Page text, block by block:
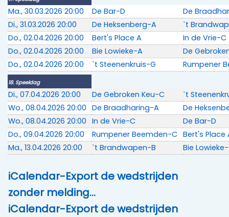
Ma., 30.03.2026 20:00 De Bar-D
De
Di., 31.03.2026 20:00
De Heksenberg-A
`t
Do., 02.04.2026 20:00
Bert's Place A
In de Vrie-C
Do., 02.04.2026 20:00
Bie Lowieke-A
De
Do., 02.04.2026 20:00
`t Steenenkruis-G Rumpener
18. Speeldag
Di., 07.04.2026 20:00 De Gebroken Keu-C
`t
Wo., 08.04.2026 20:00 De Braadharing-A
De
Wo., 08.04.2026 20:00 In de Vrie-C
De Bar-D
Do., 09.04.2026 20:00
Rumpener Beemden-C Bert's Place
Ma., 13.04.2026 20:00
`t Brandwapen-B Bie
iCalendar-Export de wedstrijden
zonder melding…
iCalendar-Export de wedstrijden